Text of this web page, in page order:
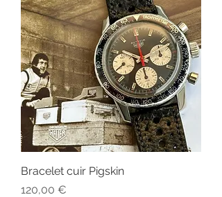
Bracelet cuir Pigskin
Prix
120,00 €